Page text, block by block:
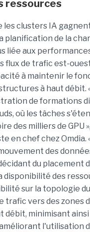
ressources
les clusters IA
planification de la
liée aux
flux de trafic est-
à maintenir le
à haut débit.
de formations
où les tâches
des milliers de GPU
en chef chez
des
du placement
disponibilité des
sur la topologie
trafic vers des zones
débit, minimisant
l'utilisation